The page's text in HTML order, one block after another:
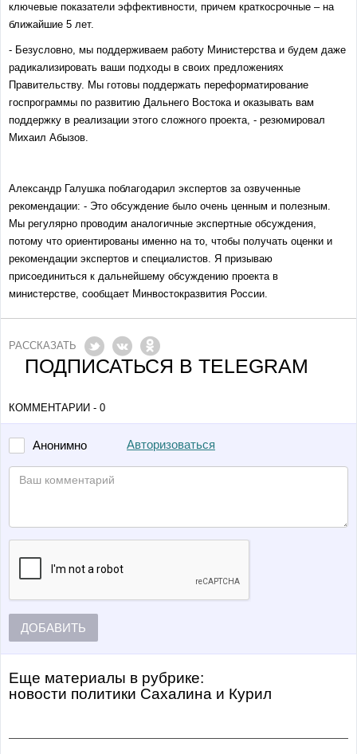
ключевые показатели эффективности, причем краткосрочные – на
ближайшие 5 лет.
- Безусловно, мы поддерживаем работу Министерства и будем даже
радикализировать ваши подходы в своих предложениях
Правительству. Мы готовы поддержать переформатирование
госпрограммы по развитию Дальнего Востока и оказывать вам
поддержку в реализации этого сложного проекта, - резюмировал
Михаил Абызов.
Александр Галушка поблагодарил экспертов за озвученные
рекомендации: - Это обсуждение было очень ценным и полезным.
Мы регулярно проводим аналогичные экспертные обсуждения,
потому что ориентированы именно на то, чтобы получать оценки и
рекомендации экспертов и специалистов. Я призываю
присоединиться к дальнейшему обсуждению проекта в
министерстве, сообщает Минвостокразвития России.
РАССКАЗАТЬ
ПОДПИСАТЬСЯ В TELEGRAM
КОММЕНТАРИИ - 0
Анонимно Авторизоваться
ДОБАВИТЬ
Еще материалы в рубрике:
Новости политики Сахалина и Курил